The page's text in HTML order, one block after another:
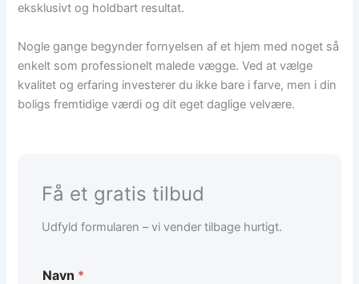
eksklusivt og holdbart resultat.
Nogle gange begynder fornyelsen af et hjem med noget så
enkelt som professionelt malede vægge. Ved at vælge
kvalitet og erfaring investerer du ikke bare i farve, men i din
boligs fremtidige værdi og dit eget daglige velvære.
Få et gratis tilbud
Udfyld formularen – vi vender tilbage hurtigt.
Navn *